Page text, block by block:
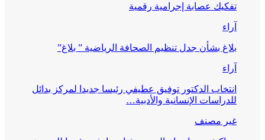
تفكيك عصابة إجرامية رقمية
آراء
بلاغ بشأن جدل تنظيم الصحافة الرياضية ” بلاغ”
آراء
انتخاب الدكتور توفيق عطيفي رئيسا جديدا لمركز بدائل
للدراسات الإنسانية والأدبية…
غير مصنف